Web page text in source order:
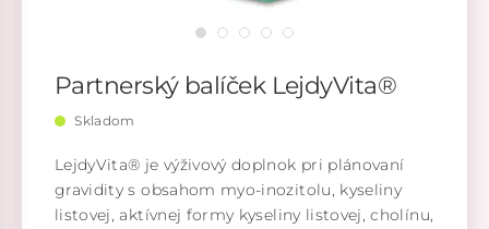
Partnerský balíček LejdyVita®
Skladom
LejdyVita® je výživový doplnok pri plánovaní
gravidity s obsahom myo-inozitolu, kyseliny
listovej, aktívnej formy kyseliny listovej, cholínu,